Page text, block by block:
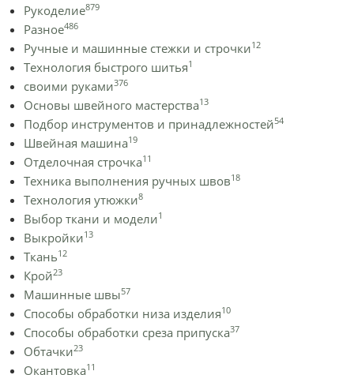
Рукоделие879
Разное486
Ручные и машинные стежки и строчки12
Технология быстрого шитья1
своими руками376
Основы швейного мастерства13
Подбор инструментов и принадлежностей54
Швейная машина19
Отделочная строчка11
Техника выполнения ручных швов18
Технология утюжки8
Выбор ткани и модели1
Выкройки13
Ткань12
Крой23
Машинные швы57
Способы обработки низа изделия10
Способы обработки среза припуска37
Обтачки23
Окантовка11